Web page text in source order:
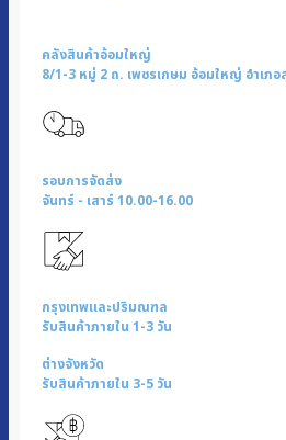
BL-
007
ชิ้น
คลังสินค้าอ้อมใหญ่
8/1-3 หมู่ 2 ถ. เพชรเกษม อ้อมใหญ่ อำเภ
รอบการจัดส่ง
จันทร์ - เสาร์ 10.00-16.00
กรุงเทพและปริมณฑล
รับสินค้าภายใน 1-3 วัน
ต่างจังหวัด
รับสินค้าภายใน 3-5 วัน